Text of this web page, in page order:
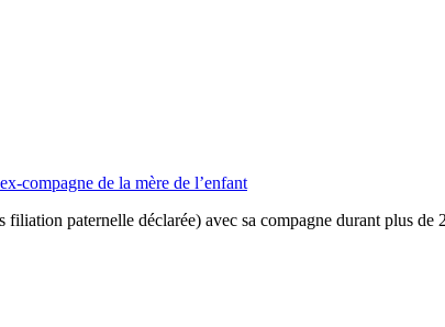
compagne de la mère de l’enfant
paternelle déclarée) avec sa compagne durant plus